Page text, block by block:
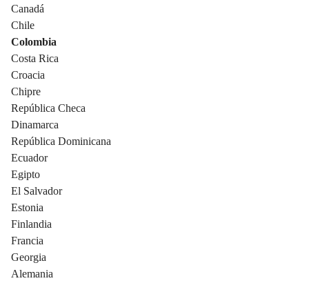
Canadá
Chile
Colombia
Costa Rica
Croacia
Chipre
República Checa
Dinamarca
República Dominicana
Ecuador
Egipto
El Salvador
Estonia
Finlandia
Francia
Georgia
Alemania